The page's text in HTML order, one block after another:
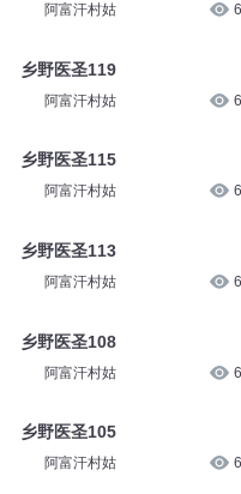
阿富汗村姑
乡野医圣119
阿富汗村姑
乡野医圣115
阿富汗村姑
乡野医圣113
阿富汗村姑
乡野医圣108
阿富汗村姑
乡野医圣105
阿富汗村姑